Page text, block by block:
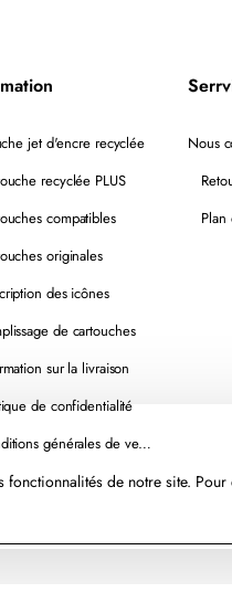
de notre site.
jet d'encre recyclée
recyclée PLUS
compatibles
originales
des icônes
de cartouches
sur la livraison
de confidentialité
Conditions générales de vente
Nous
Plan